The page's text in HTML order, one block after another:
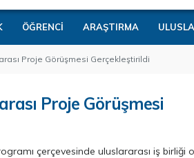
ÖĞRENCİ ARAŞTIRMA
Proje Görüşmesi Gerçekleştirildi
Proje Görüşmesi
çerçevesinde uluslararası iş birliği